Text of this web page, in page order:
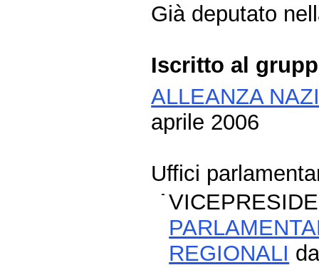
Già deputato
Iscritto al
ALLEANZA
aprile 2006
Uffici
REGIONALI